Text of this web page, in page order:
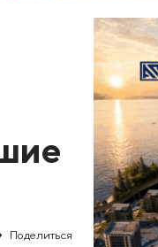
Поделиться